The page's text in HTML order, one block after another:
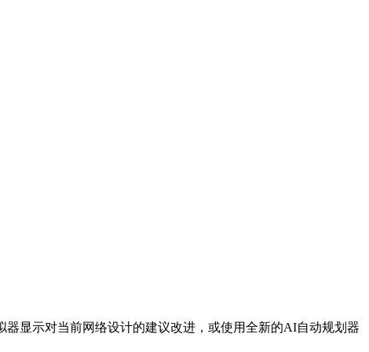
显示对当前网络设计的建议改进，或使用全新的AI自动规划器